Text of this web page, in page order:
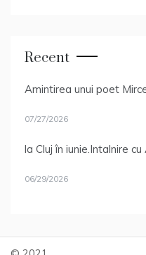
Recent
Amintirea unui poet
07/27/2026
la Cluj în iunie.Intalnire cu
06/29/2026